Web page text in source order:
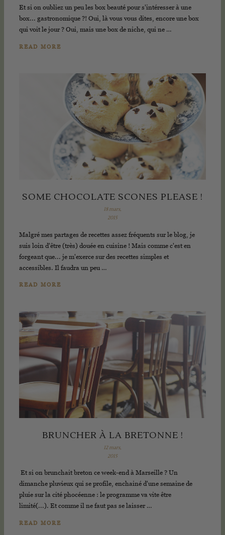
Et si on oubliez un peu les box beauté pour s'intéresser à une
box... gastronomique ?! Oui, là vous vous dites, encore une box
qui voit le jour ? Oui, mais une box de niche, qui ne …
READ MORE
SOME CHOCOLATE SCONES PLEASE !
18 mars,
2015
Malgré mes partages de recettes assez fréquents sur le blog, je
suis loin d'être (très) douée en cuisine ! Mais comme c'est en
forgeant que... je m'exerce sur des recettes simples et
accessibles. Il faudra un peu …
READ MORE
BRUNCHER À LA BRETONNE !
12 mars,
2015
Et si on brunchait breton ce week-end à Marseille ? Un
dimanche pluvieux qui se profile, enchainé d'une semaine de
pluie sur la cité phocéenne : le programme va vite être
limité(...). Et comme il ne faut pas se laisser …
READ MORE